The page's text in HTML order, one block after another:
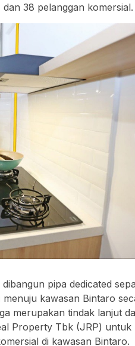
38 pelanggan komersial.
pipa dedicated
kawasan Bintaro
merupakan tindak lanjut
Property Tbk (JRP) untuk
di kawasan Bintaro.